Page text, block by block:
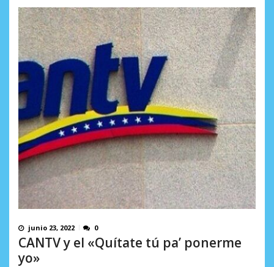
junio 23, 2022 0
CANTV y el «Quítate tú pa’ ponerme
yo»